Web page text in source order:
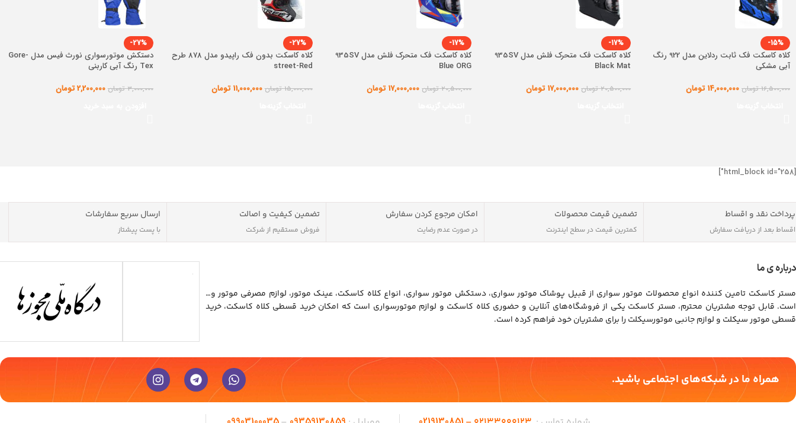
-15%
کلاه کاسکت فک ثابت ردلاین مدل 922 رنگ
آبی مشکی
16,500,000 تومان 14,000,000 تومان
-17%
کلاه کاسکت فک متحرک فلش مدل 935SV
Black Mat
20,500,000 تومان 17,000,000 تومان
-17%
کلاه کاسکت فک متحرک فلش مدل 935SV
Blue ORG
20,500,000 تومان 17,000,000 تومان
-27%
کلاه کاسکت بدون فک راپیدو مدل 878 طرح
street-Red
15,000,000 تومان 11,000,000 تومان
-27%
دستکش موتورسواری نورث فیس مدل Gore-
Tex رنگ آبی کاربنی
3,000,000 تومان 2,200,000تومان
[html_block id="258"]
پرداخت نقد و اقساط
اقساط بعد از دریافت سفارش
تضمین قیمت محصولات
کمترین قیمت در سطح اینترنت
امکان مرجوع کردن سفارش
در صورت عدم رضایت
تضمین کیفیت و اصالت
فروش مستقیم از شرکت
ارسال سریع سفارشات
با پست پیشتاز
درباره ی ما
مستر کاسکت تامین کننده انواع محصولات موتور سواری از قبیل پوشاک موتور سواری، دستکش موتور سواری، انواع کلاه کاسکت، عینک موتور، لوازم مصرفی موتور و…
است. قابل توجه مشتریان محترم، مستر کاسکت یکی از فروشگاه‌های آنلاین و حضوری کلاه کاسکت و لوازم موتورسواری است که امکان خرید قسطی کلاه کاسکت، خرید
قسطی موتور سیکلت و لوازم جانبی موتورسیکلت را برای مشتریان خود فراهم کرده است.
همراه ما در شبکه‌های اجتماعی باشید.